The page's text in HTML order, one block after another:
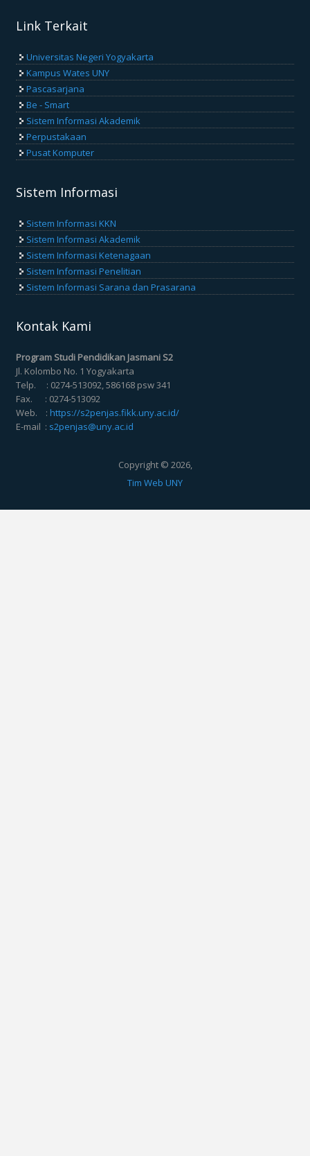
Link Terkait
Universitas Negeri Yogyakarta
Kampus Wates UNY
Pascasarjana
Be - Smart
Sistem Informasi Akademik
Perpustakaan
Pusat Komputer
Sistem Informasi
Sistem Informasi KKN
Sistem Informasi Akademik
Sistem Informasi Ketenagaan
Sistem Informasi Penelitian
Sistem Informasi Sarana dan Prasarana
Kontak Kami
Program Studi Pendidikan Jasmani S2
Jl. Kolombo No. 1 Yogyakarta
Telp. : 0274-513092, 586168 psw 341
Fax. : 0274-513092
Web. :https://s2penjas.fikk.uny.ac.id/
E-mail : s2penjas@uny.ac.id
Copyright © 2026,
Tim Web UNY